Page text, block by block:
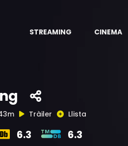
STREAMING CINEMA
Tràiler Llista
6.3 6.3